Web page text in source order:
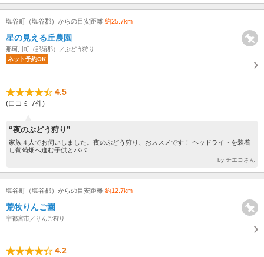
塩谷町（塩谷郡）からの目安距離 約25.7km
星の見える丘農園
那珂川町（那須郡）／ぶどう狩り
ネット予約OK
4.5
(口コミ 7件)
“夜のぶどう狩り”
家族４人でお伺いしました。夜のぶどう狩り、おススメです！ ヘッドライトを装着
し葡萄畑へ進む子供とパパ...
by チエコさん
塩谷町（塩谷郡）からの目安距離 約12.7km
荒牧りんご園
宇都宮市／りんご狩り
4.2